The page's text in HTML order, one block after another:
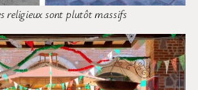
religieux sont plutôt massifs